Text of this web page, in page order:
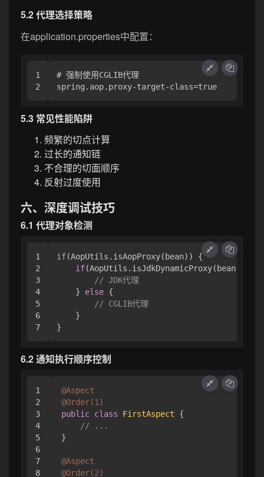
5.2 代理选择策略
在application.properties中配置：
1
# 强制使用CGLIB代理
5.3 常见性能陷阱
频繁的切点计算
过长的通知链
不合理的切面顺序
反射过度使用
六、深度调试技巧
6.1 代理对象检测
1
2
3
4
5
6
if(AopUtils.isAopProxy(bean)) {
if(AopUtils.isJdkDynamicProxy(bean)) {
// JDK代理
    }
else {
// CGLIB代理
    }
6.2 通知执行顺序控制
1
2
3
4
5
6
7
8
@Aspect
@Order(1)
public class FirstAspect {
// ...
}
@Aspect
@Order(2)